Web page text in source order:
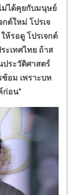
ม่ได้คุยกับมนุษย์
กต์ใหม่ โปรเจ
ห้รอดู โปรเจกต์
ะเทศไทย ถ้าส
ประวัติศาสตร์
ซ้อม เพราะบท
ก่อน"